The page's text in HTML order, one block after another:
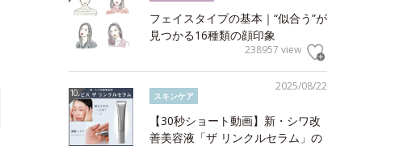
フェイスタイプの基本｜“似合う”が
見つかる16種類の顔印象
238957 view
2025/08/22
スキンケア
【30秒ショート動画】新・シワ改
善美容液「ザ リンクルセラム」の